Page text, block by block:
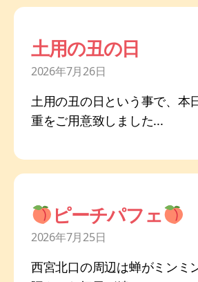
土用の丑の日
2026年7月26日
土用の丑の日という事で、本
重をご用意致しました...
ピーチパフェ
2026年7月25日
西宮北口の周辺は蝉がミンミ